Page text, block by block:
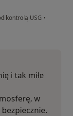
kontrolą USG •
i tak miłe
w